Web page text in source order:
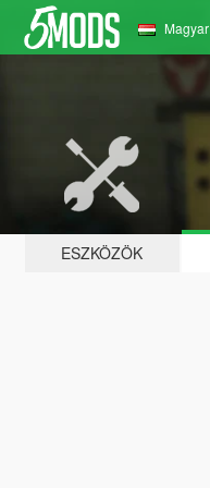
Magyar
ESZKÖZÖK